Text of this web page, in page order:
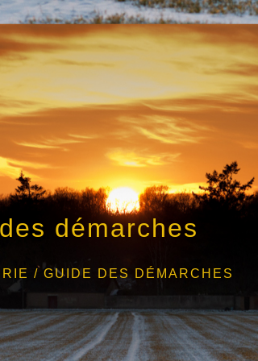
démarches
/ GUIDE DES DÉMARCHES